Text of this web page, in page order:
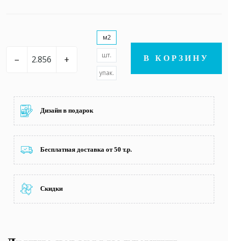
– +
м2
шт.
упак.
В КОРЗИНУ
Дизайн в подарок
Бесплатная доставка от 50 т.р.
Скидки